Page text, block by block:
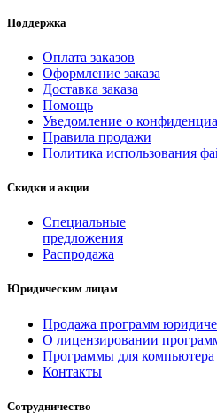
Поддержка
Оплата заказов
Оформление заказа
Доставка заказа
Помощь
Уведомление о
Правила продажи
Политика использования
Скидки и акции
Специальные
предложения
Распродажа
Юридическим лицам
Продажа программ
О лицензировании
Программы для компьютера
Контакты
Сотрудничество